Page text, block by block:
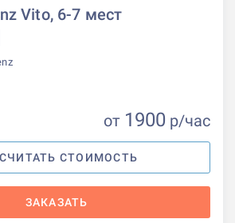
Vito, 6-7 мест
от 1900 р/час
СТОИМОСТЬ
ЗАКАЗАТЬ